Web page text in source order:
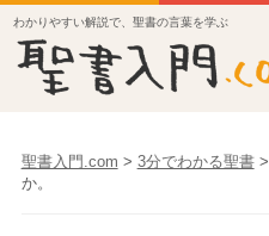
わかりやすい解説で、聖書の言葉を学ぶ
聖書入門.com > 3分でわかる聖書>
か。